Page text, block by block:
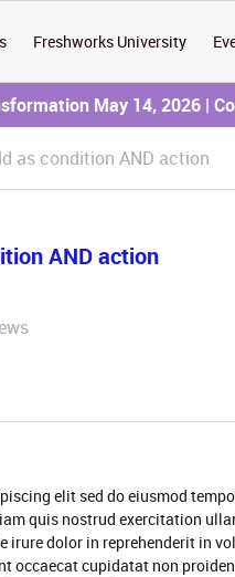
Freshworks University
May 14, 2026 |
as condition AND action
AND action
elit sed do eiusmod
quis nostrud exercitation
irure dolor in reprehenderit in
occaecat cupidatat non